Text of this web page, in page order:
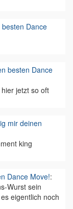
Dance
besten Dance
jetzt so oft
mir deinen
king
Dance Move!:
Wurst sein
eigentlich noch